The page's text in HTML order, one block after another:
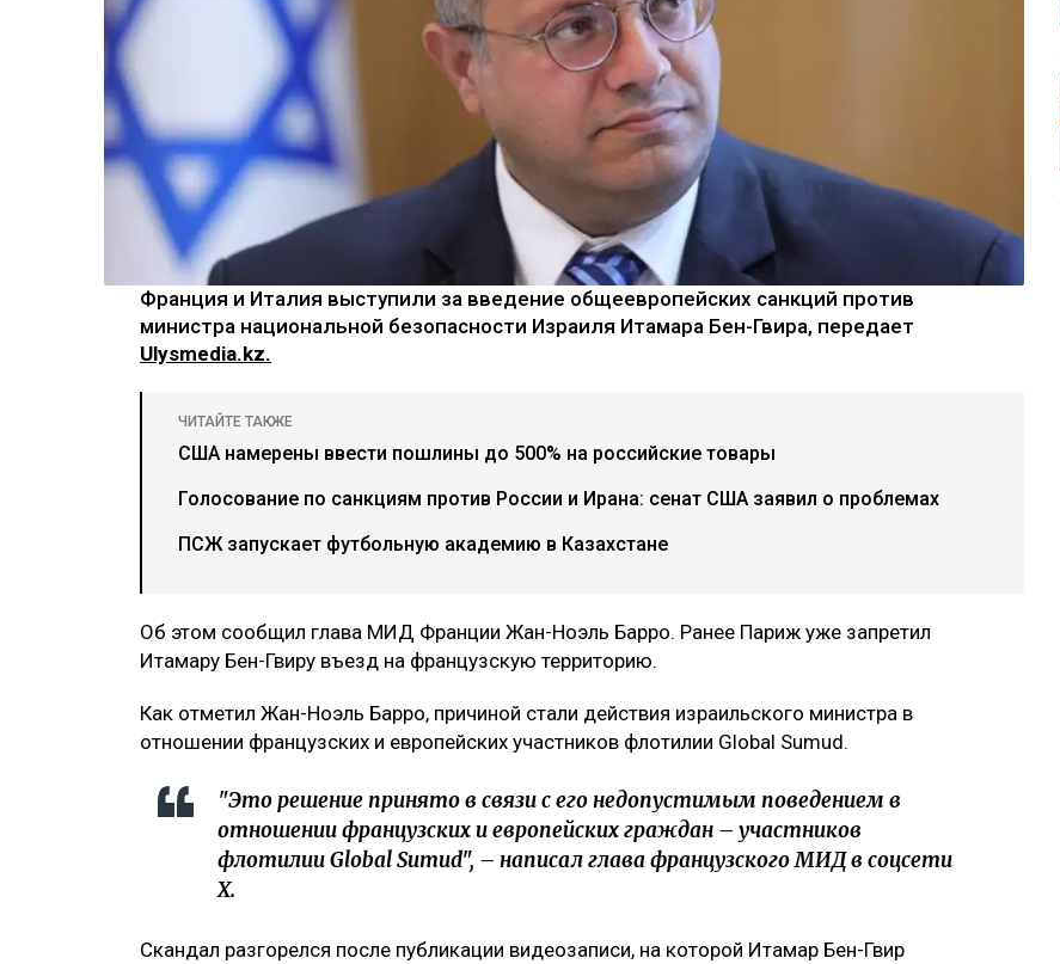
Франция и Италия выступили за введение общеевропейских санкций против
министра национальной безопасности Израиля Итамара Бен-Гвира, передает
Ulysmedia.kz.
ЧИТАЙТЕ ТАКЖЕ
США намерены ввести пошлины до 500% на российские товары
Голосование по санкциям против России и Ирана: сенат США заявил о проблемах
ПСЖ запускает футбольную академию в Казахстане
Об этом сообщил глава МИД Франции Жан-Ноэль Барро. Ранее Париж уже запретил
Итамару Бен-Гвиру въезд на французскую территорию.
Как отметил Жан-Ноэль Барро, причиной стали действия израильского министра в
отношении французских и европейских участников флотилии Global Sumud.
"Это решение принято в связи с его недопустимым поведением в
отношении французских и европейских граждан – участников
флотилии Global Sumud", – написал глава французского МИД в соцсети
X.
Скандал разгорелся после публикации видеозаписи, на которой Итамар Бен-Гвир